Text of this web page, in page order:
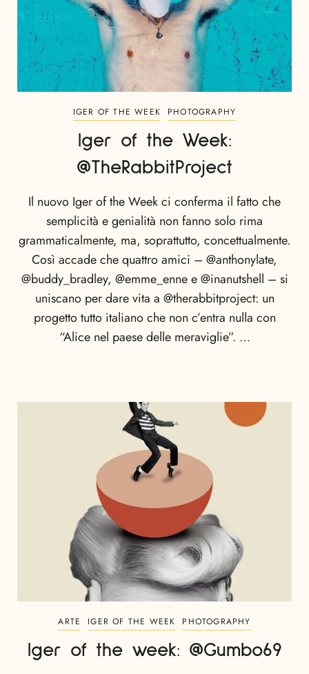
IGER OF THE WEEK PHOTOGRAPHY
Iger of the Week:
@TheRabbitProject
Il nuovo Iger of the Week ci conferma il fatto che
semplicità e genialità non fanno solo rima
grammaticalmente, ma, soprattutto, concettualmente.
Così accade che quattro amici – @anthonylate,
@buddy_bradley, @emme_enne e @inanutshell – si
uniscano per dare vita a @therabbitproject: un
progetto tutto italiano che non c’entra nulla con
“Alice nel paese delle meraviglie”. …
ARTE IGER OF THE WEEK PHOTOGRAPHY
Iger of the week: @Gumbo69